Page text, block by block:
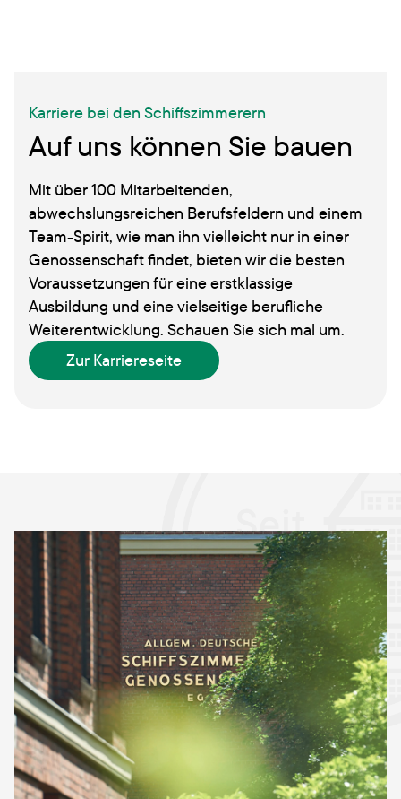
Karriere bei den Schiffszimmerern
Auf uns können Sie bauen
Mit über 100 Mitarbeitenden,
abwechslungsreichen Berufsfeldern und einem
Team-Spirit, wie man ihn vielleicht nur in einer
Genossenschaft findet, bieten wir die besten
Voraussetzungen für eine erstklassige
Ausbildung und eine vielseitige berufliche
Weiterentwicklung. Schauen Sie sich mal um.
Zur Karriereseite